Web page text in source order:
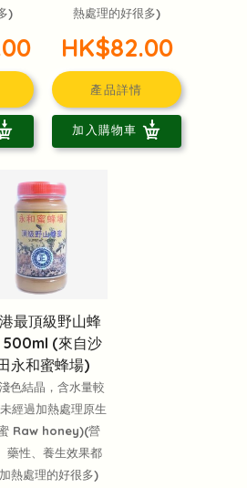
)
熱處理的好很多)
HK$82.00
產品詳情
加入購物車
最頂級野山蜂
500ml (來自沙
永和蜜蜂場)
色結晶，含水量較
經過加熱處理原生
Raw honey)(營
藥性、養生效果都
熱處理的好很多)